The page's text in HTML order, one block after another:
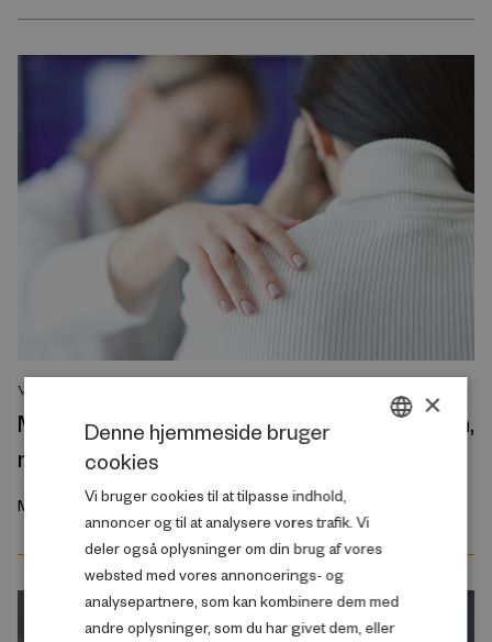
VIDENSOVERBLIK
Medarbejdere tager mindre stress-medicin,
når de har en dygtig leder
Maj 2026
×
Denne hjemmeside bruger
cookies
Vi bruger cookies til at tilpasse indhold,
annoncer og til at analysere vores trafik. Vi
deler også oplysninger om din brug af vores
websted med vores annoncerings- og
analysepartnere, som kan kombinere dem med
andre oplysninger, som du har givet dem, eller